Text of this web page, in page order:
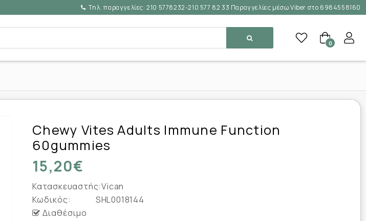
Τηλ. παραγγελίες:210 5778232-210 577 82 33 Παραγγελίες μέσω Viber στο 6984558160
0
Chewy Vites Adults Immune Function
60gummies
15,20€
Κατασκευαστής:Vican
Κωδικός:
SHL0018144
Διαθέσιμο